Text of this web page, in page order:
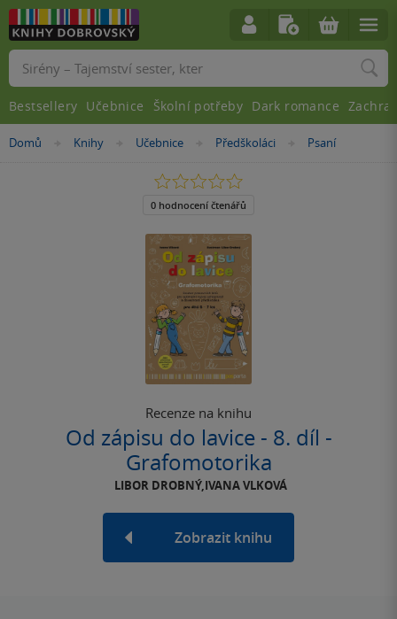
Nacházíte
Domů »
Knihy »
Učebnice »Předškoláci »Psaní
Recenze na knihu
Od zápisu do lavice - 8. díl -
Grafomotorika
LIBOR DROBNÝ,IVANA VLKOVÁ
Zobrazit knihu
0.0
z
5
0 hodnocení čtenářů
Vyhledávání
Bestsellery Učebnice Školní potřeby Dark romance